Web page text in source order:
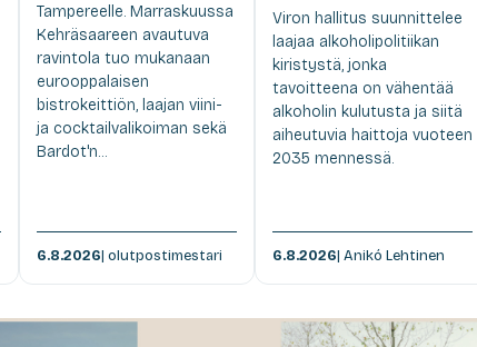
Tampereelle. Marraskuussa
Kehräsaareen avautuva
ravintola tuo mukanaan
eurooppalaisen
bistrokeittiön, laajan viini-
ja cocktailvalikoiman sekä
Bardot'n...
6.8.2026| olutpostimestari
Viron hallitus suunnittelee
laajaa alkoholipolitiikan
kiristystä, jonka
tavoitteena on vähentää
alkoholin kulutusta ja siitä
aiheutuvia haittoja vuoteen
2035 mennessä.
6.8.2026| Anikó Lehtinen